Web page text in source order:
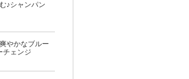
♪シャンパン
やかなブルー
チェンジ